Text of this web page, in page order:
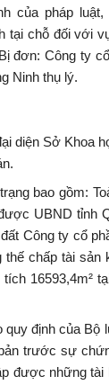
của pháp luật,
tại chỗ đối với
đơn: Công ty
Ninh thụ lý.
diện Sở Khoa
bao gồm:
UBND tỉnh
Công ty cổ
thế chấp tài sản
16593,4m²
định của Bộ
trước sự
được những tài